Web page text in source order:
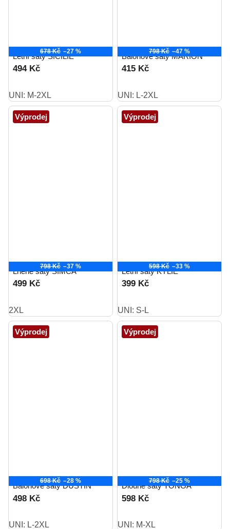
678 Kč –27 %
Letní šaty SICÍLIE
494 Kč
UNI: M-2XL
798 Kč –47 %
Balónové šaty MARION
415 Kč
UNI: L-2XL
Výprodej
798 Kč –37 %
Lněné šaty SIMČA
499 Kč
2XL
Výprodej
598 Kč –33 %
Letní šaty KYLIE
399 Kč
UNI: S-L
Výprodej
698 Kč –28 %
Balónové šaty DUSTIN
498 Kč
UNI: L-2XL
Výprodej
798 Kč –25 %
Dlouhé šaty TONGA
598 Kč
UNI: M-XL